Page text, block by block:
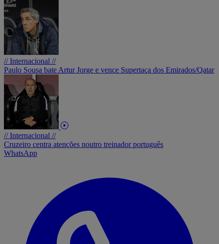
// Internacional //
Paulo Sousa bate Artur Jorge e vence Supertaça dos Emirados/Qatar
// Internacional //
Cruzeiro centra atenções noutro treinador português
WhatsApp